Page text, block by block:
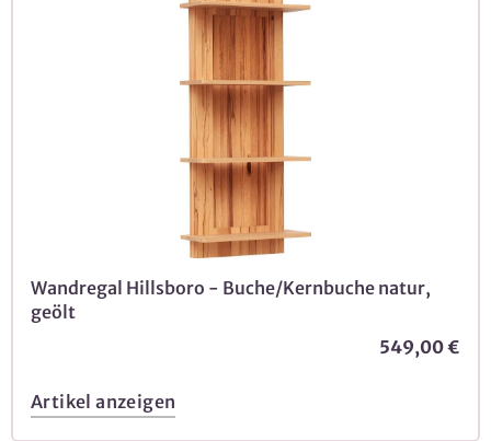
Wandregal Hillsboro - Buche/Kernbuche natur,
geölt
549,00 €
Artikel anzeigen